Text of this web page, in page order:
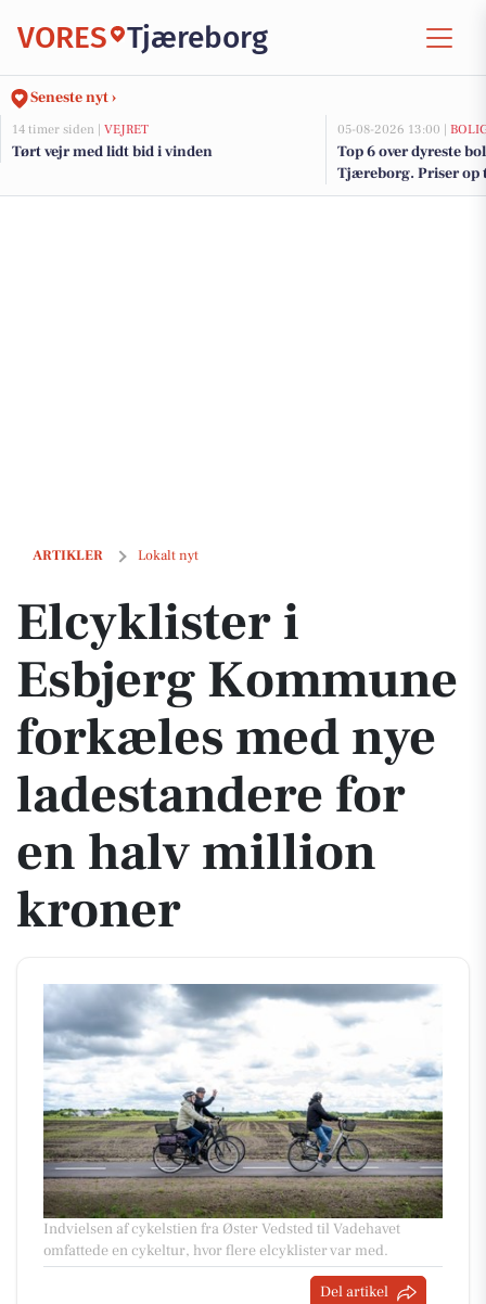
VORES Tjæreborg
Seneste nyt ›
14 timer siden | VEJRET
Tørt vejr med lidt bid i vinden
05-08-2026 13:00 |
Top 6 over dyreste
Tjæreborg. Priser op
ARTIKLER Lokalt nyt
Elcyklister i Esbjerg Kommune forkæles med nye ladestandere for
Elcyklister i
Esbjerg Kommune
forkæles med nye
ladestandere for
en halv million
kroner
Indvielsen af cykelstien fra Øster Vedsted til Vadehavet
omfattede en cykeltur, hvor flere elcyklister var med.
Del artikel